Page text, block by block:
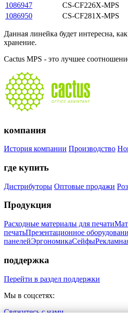
1086947
CS-CF226X-MPS
1086950
CS-CF281X-MPS
Данная линейка будет интересна,
хранение.
Cactus MPS - это лучшее
компания
История компании Производство
где купить
Дистрибуторы Оптовые продажи
Продукция
Расходные материалы для печати
печатьПрезентационное
панелейЭргономикаСейфы
поддержка
Перейти в раздел поддержки
Мы в соцсетях:
Свяжитесь с нами